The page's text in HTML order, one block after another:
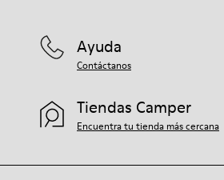
Ayuda
Contáctanos
Tiendas Camper
Encuentra tu tienda más cercana